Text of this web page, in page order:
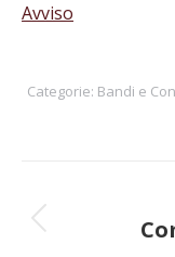
Avviso
Categorie: Bandi e
tra